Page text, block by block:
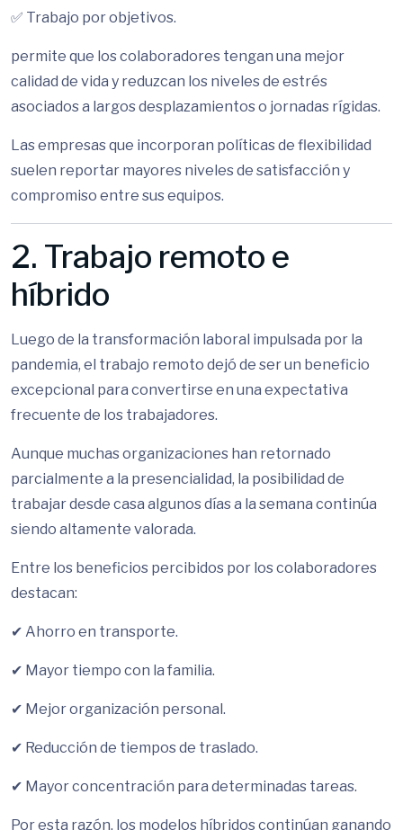
✅ Trabajo por objetivos.
permite que los colaboradores tengan una mejor
calidad de vida y reduzcan los niveles de estrés
asociados a largos desplazamientos o jornadas rígidas.
Las empresas que incorporan políticas de flexibilidad
suelen reportar mayores niveles de satisfacción y
compromiso entre sus equipos.
2. Trabajo remoto e
híbrido
Luego de la transformación laboral impulsada por la
pandemia, el trabajo remoto dejó de ser un beneficio
excepcional para convertirse en una expectativa
frecuente de los trabajadores.
Aunque muchas organizaciones han retornado
parcialmente a la presencialidad, la posibilidad de
trabajar desde casa algunos días a la semana continúa
siendo altamente valorada.
Entre los beneficios percibidos por los colaboradores
destacan:
✔ Ahorro en transporte.
✔ Mayor tiempo con la familia.
✔ Mejor organización personal.
✔ Reducción de tiempos de traslado.
✔ Mayor concentración para determinadas tareas.
Por esta razón, los modelos híbridos continúan ganando